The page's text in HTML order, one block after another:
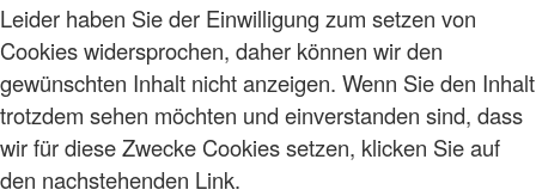
Leider haben Sie der Einwilligung zum setzen von
Cookies widersprochen, daher können wir den
gewünschten Inhalt nicht anzeigen. Wenn Sie den Inhalt
trotzdem sehen möchten und einverstanden sind, dass
wir für diese Zwecke Cookies setzen, klicken Sie auf
den nachstehenden Link.